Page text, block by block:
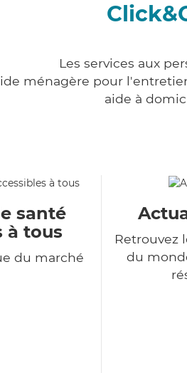
Les services aux
ménagère pour
aide à
santé
à tous
du marché
Retrouvez
du